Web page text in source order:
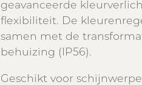
geavanceerde
flexibiliteit. De
samen met de
behuizing (IP56).
Geschikt voor